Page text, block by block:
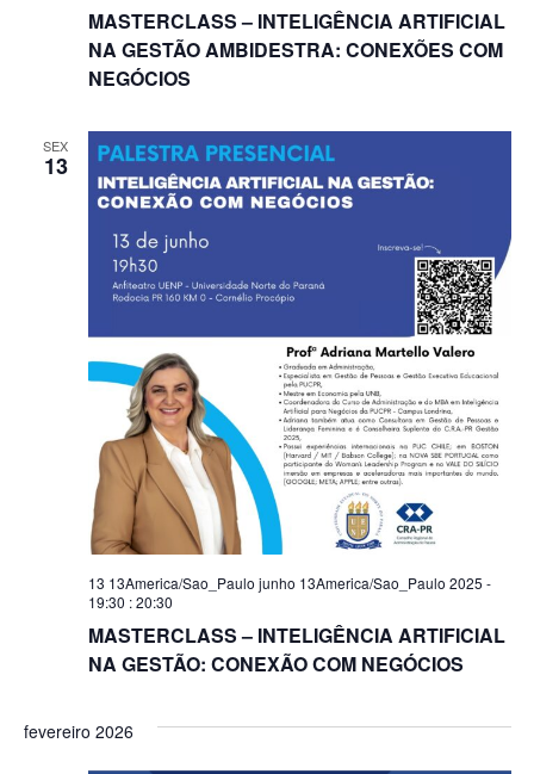
MASTERCLASS – INTELIGÊNCIA ARTIFICIAL
NA GESTÃO AMBIDESTRA: CONEXÕES COM
NEGÓCIOS
SEX
13
MASTERCLASS – INTELIGÊNCIA ARTIFICIAL
NA GESTÃO: CONEXÃO COM NEGÓCIOS
13 13America/Sao_Paulo junho 13America/Sao_Paulo 2025 -
19:30 :20:30
fevereiro 2026